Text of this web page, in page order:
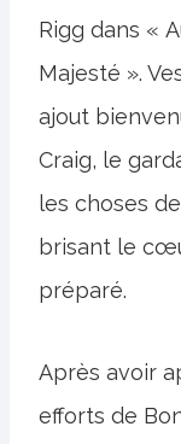
Rigg dans «
Majesté ».
ajout
Craig, le
les choses
brisant le
préparé.
Après avoir
efforts de